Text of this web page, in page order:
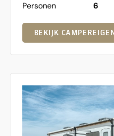
Personen
6
BEKIJK